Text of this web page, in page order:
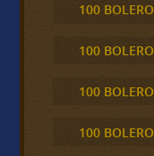
100
100
100
100